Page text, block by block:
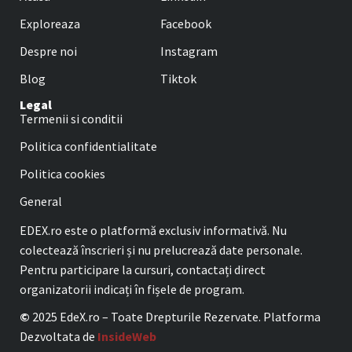
Exploreaza
Despre noi
Blog
Facebook
Instagram
Tiktok
Legal
Termenii si conditii
Politica confidentialitate
Politica cookies
General
EDEX.ro este o platformă exclusiv informativă. Nu
colectează înscrieri și nu prelucrează date personale.
Pentru participare la cursuri, contactați direct
organizatorii indicați în fișele de program.
© 2025 EdeX.ro – Toate Drepturile Rezervate. Platforma
Dezvoltata de InsideWeb